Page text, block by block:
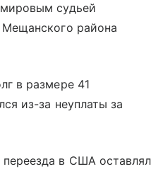
судьей
района
в размере 41
из-за неуплаты за
в США оставлял